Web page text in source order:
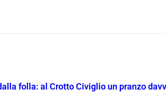
folla: al Crotto Civiglio un pranzo